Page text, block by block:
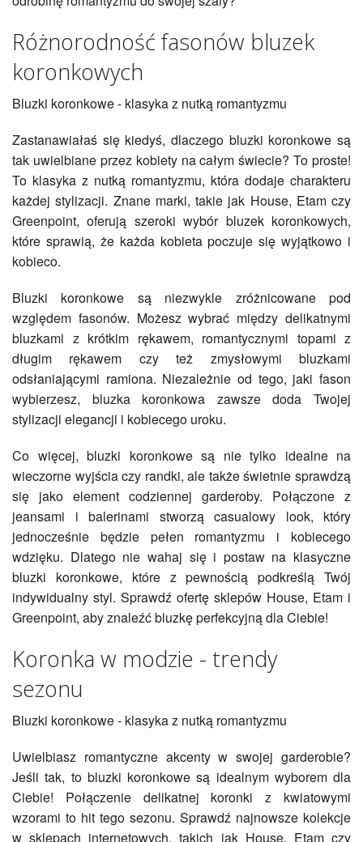
Różnorodność fasonów bluzek
koronkowych
Bluzki koronkowe - klasyka z nutką romantyzmu
Zastanawiałaś się kiedyś, dlaczego bluzki koronkowe są
tak uwielbiane przez kobiety na całym świecie? To proste!
To klasyka z nutką romantyzmu, która dodaje charakteru
każdej stylizacji. Znane marki, takie jak House, Etam czy
Greenpoint, oferują szeroki wybór bluzek koronkowych,
które sprawią, że każda kobieta poczuje się wyjątkowo i
kobieco.
Bluzki koronkowe są niezwykle zróżnicowane pod
względem fasonów. Możesz wybrać między delikatnymi
bluzkami z krótkim rękawem, romantycznymi topami z
długim rękawem czy też zmysłowymi bluzkami
odsłaniającymi ramiona. Niezależnie od tego, jaki fason
wybierzesz, bluzka koronkowa zawsze doda Twojej
stylizacji elegancji i kobiecego uroku.
Co więcej, bluzki koronkowe są nie tylko idealne na
wieczorne wyjścia czy randki, ale także świetnie sprawdzą
się jako element codziennej garderoby. Połączone z
jeansami i balerinami stworzą casualowy look, który
jednocześnie będzie pełen romantyzmu i kobiecego
wdzięku. Dlatego nie wahaj się i postaw na klasyczne
bluzki koronkowe, które z pewnością podkreślą Twój
indywidualny styl. Sprawdź ofertę sklepów House, Etam i
Greenpoint, aby znaleźć bluzkę perfekcyjną dla Ciebie!
Koronka w modzie - trendy
sezonu
Bluzki koronkowe - klasyka z nutką romantyzmu
Uwielbiasz romantyczne akcenty w swojej garderobie?
Jeśli tak, to bluzki koronkowe są idealnym wyborem dla
Ciebie! Połączenie delikatnej koronki z kwiatowymi
wzorami to hit tego sezonu. Sprawdź najnowsze kolekcje
w sklepach internetowych, takich jak House, Etam czy